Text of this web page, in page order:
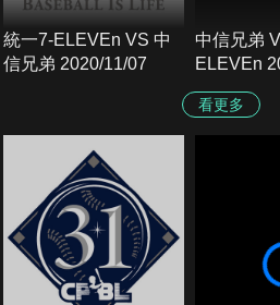
統一7-ELEVEn VS 中
信兄弟 2020/11/07
中信兄弟
ELEVEn
看更多